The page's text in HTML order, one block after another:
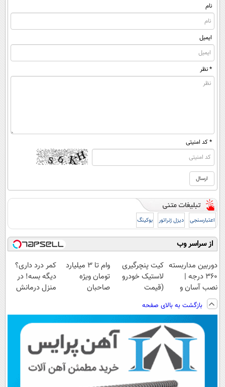
نام
ایمیل
* نظر
* کد امنیتی
اعتبارسنجی دیزل ژنراتور بوکینگ
از سراسر وب
دوربین مداربسته
360 درجه |
نصب آسان و
راحت
کیت پنچرگیری
لاستیک خودرو
(قیمت
وام تا ۳ میلیارد
تومان ویژه
صاحبان
کمر درد داری؟
دیگه بسه! در
منزل درمانش
بازگشت به بالای صفحه